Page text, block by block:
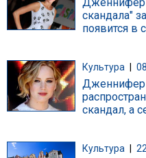
скандала"
появится в
Культура
Дженнифер
скандал, а
Культура